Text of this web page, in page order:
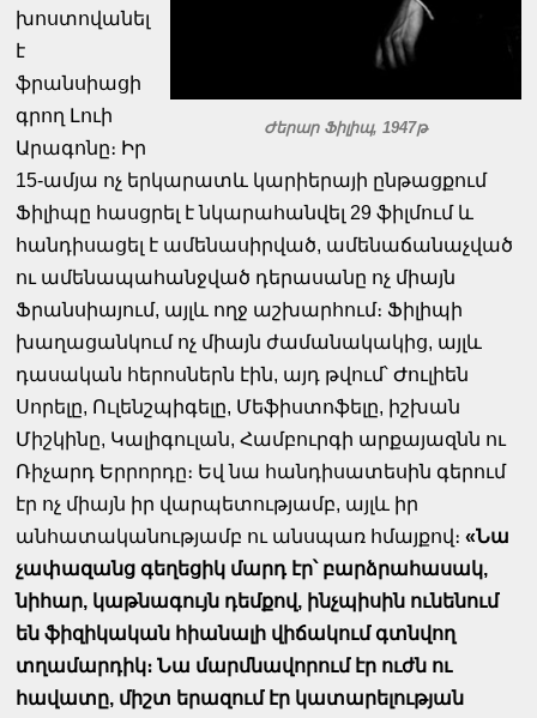
Ժերար Ֆիլիպ, 1947թ
խոստովանել
է
ֆրանսիացի
գրող Լուի
Արագոնը։ Իր
15-ամյա ոչ երկարատև կարիերայի ընթացքում
Ֆիլիպը հասցրել է նկարահանվել 29 ֆիլմում և
հանդիսացել է ամենասիրված, ամենաճանաչված
ու ամենապահանջված դերասանը ոչ միայն
Ֆրանսիայում, այլև ողջ աշխարհում։ Ֆիլիպի
խաղացանկում ոչ միայն ժամանակակից, այլև
դասական հերոսներն էին, այդ թվում՝ Ժուլիեն
Սորելը, Ուլենշպիգելը, Մեֆիստոֆելը, իշխան
Միշկինը, Կալիգուլան, Համբուրգի արքայազնն ու
Ռիչարդ Երրորդը։ Եվ նա հանդիսատեսին գերում
էր ոչ միայն իր վարպետությամբ, այլև իր
անհատականությամբ ու անսպառ հմայքով։«Նա
չափազանց գեղեցիկ մարդ էր՝ բարձրահասակ,
նիհար, կաթնագույն դեմքով, ինչպիսին ունենում
են ֆիզիկական հիանալի վիճակում գտնվող
տղամարդիկ։ Նա մարմնավորում էր ուժն ու
հավատը, միշտ երազում էր կատարելության